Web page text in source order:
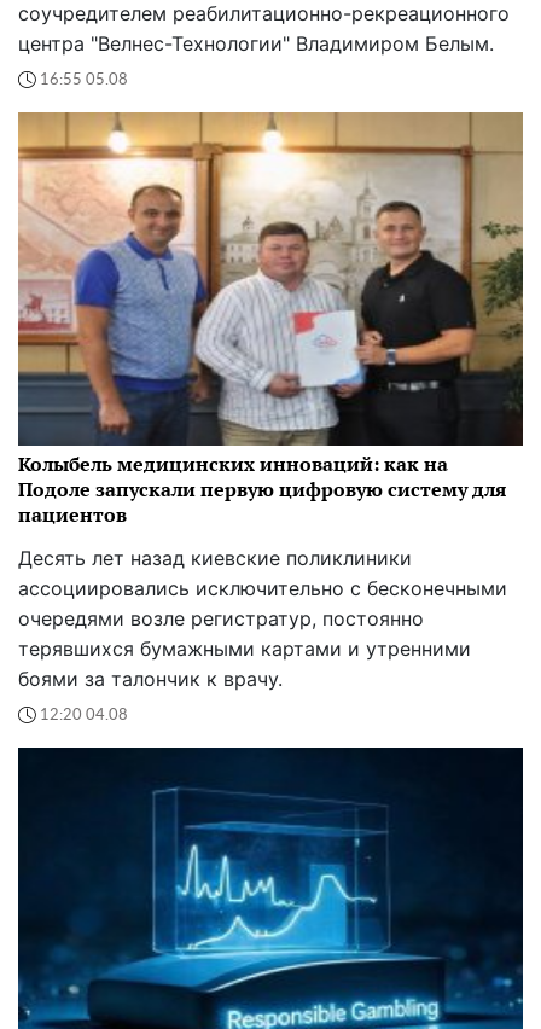
соучредителем реабилитационно-рекреационного
центра "Велнес-Технологии" Владимиром Белым.
16:55 05.08
Колыбель медицинских инноваций: как на
Подоле запускали первую цифровую систему для
пациентов
Десять лет назад киевские поликлиники
ассоциировались исключительно с бесконечными
очередями возле регистратур, постоянно
терявшихся бумажными картами и утренними
боями за талончик к врачу.
12:20 04.08